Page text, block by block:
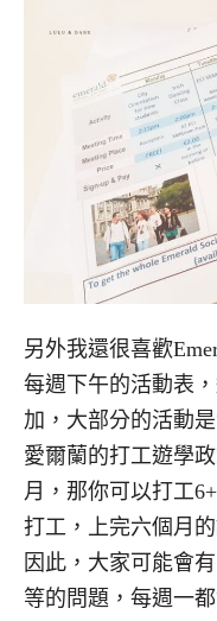
另外我還很喜歡
每週下午的活動表
加，大部分的活動
愛爾蘭的打工遊學
月，那你可以打工
打工，上完六個月
因此，大家可能會
等的問題，每週一